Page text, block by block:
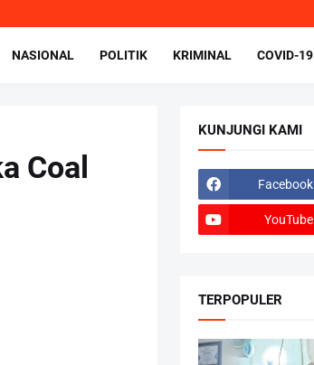
NASIONAL POLITIK KRIMINAL COVID-19
Coal
KUNJUNGI KAMI
Facebook
YouTube
TERPOPULER